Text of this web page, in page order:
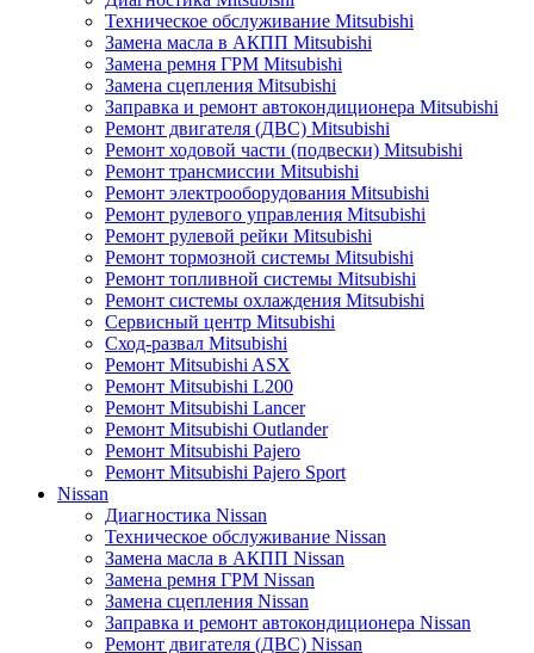
Техническое обслуживание Mitsubishi
Замена масла в АКПП Mitsubishi
Замена ремня ГРМ Mitsubishi
Замена сцепления Mitsubishi
Заправка и ремонт автокондиционера Mitsubishi
Ремонт двигателя (ДВС) Mitsubishi
Ремонт ходовой части (подвески) Mitsubishi
Ремонт трансмиссии Mitsubishi
Ремонт электрооборудования Mitsubishi
Ремонт рулевого управления Mitsubishi
Ремонт рулевой рейки Mitsubishi
Ремонт тормозной системы Mitsubishi
Ремонт топливной системы Mitsubishi
Ремонт системы охлаждения Mitsubishi
Сервисный центр Mitsubishi
Сход-развал Mitsubishi
Ремонт Mitsubishi ASX
Ремонт Mitsubishi L200
Ремонт Mitsubishi Lancer
Ремонт Mitsubishi Outlander
Ремонт Mitsubishi Pajero
Ремонт Mitsubishi Pajero Sport
Nissan
Диагностика Nissan
Техническое обслуживание Nissan
Замена масла в АКПП Nissan
Замена ремня ГРМ Nissan
Замена сцепления Nissan
Заправка и ремонт автокондиционера Nissan
Ремонт двигателя (ДВС) Nissan